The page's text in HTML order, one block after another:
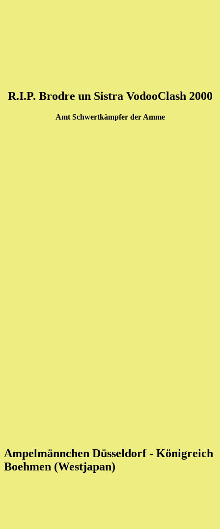
R.I.P. Brodre un Sistra VodooClash 2000
Amt Schwertkämpfer der Amme
Ampelmännchen Düsseldorf - Königreich
Boehmen (Westjapan)